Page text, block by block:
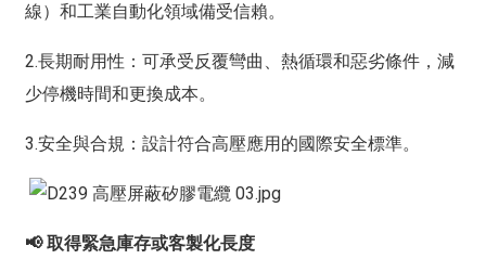
線）和工業自動化領域備受信賴。
2.長期耐用性：可承受反覆彎曲、熱循環和惡劣條件，減
少停機時間和更換成本。
3.安全與合規：設計符合高壓應用的國際安全標準。
📢 取得緊急庫存或客製化長度